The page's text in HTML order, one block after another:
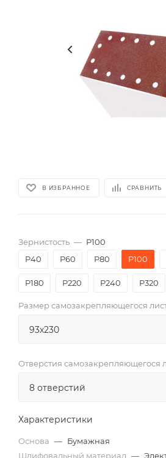
В ИЗБРАННОЕ СРАВНИТЬ
Зернистость — P100
P40
P60 P80 P100
P180 P220 P240 P320
Размер самозакрепляющегося
Отверстия самозакрепляющегося
Характеристики
Основа — Бумажная
Шлифовальный материал —